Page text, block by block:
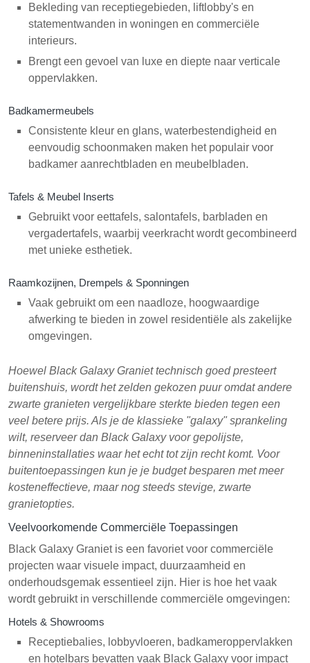
Bekleding van receptiegebieden, liftlobby's en
statementwanden in woningen en commerciële
interieurs.
Brengt een gevoel van luxe en diepte naar verticale
oppervlakken.
Badkamermeubels
Consistente kleur en glans, waterbestendigheid en
eenvoudig schoonmaken maken het populair voor
badkamer aanrechtbladen en meubelbladen.
Tafels & Meubel Inserts
Gebruikt voor eettafels, salontafels, barbladen en
vergadertafels, waarbij veerkracht wordt gecombineerd
met unieke esthetiek.
Raamkozijnen, Drempels & Sponningen
Vaak gebruikt om een naadloze, hoogwaardige
afwerking te bieden in zowel residentiële als zakelijke
omgevingen.
Hoewel Black Galaxy Graniet technisch goed presteert
buitenshuis, wordt het zelden gekozen puur omdat andere
zwarte granieten vergelijkbare sterkte bieden tegen een
veel betere prijs. Als je de klassieke "galaxy" sprankeling
wilt, reserveer dan Black Galaxy voor gepolijste,
binneninstallaties waar het echt tot zijn recht komt. Voor
buitentoepassingen kun je je budget besparen met meer
kosteneffectieve, maar nog steeds stevige, zwarte
granietopties.
Veelvoorkomende Commerciële Toepassingen
Black Galaxy Graniet is een favoriet voor commerciële
projecten waar visuele impact, duurzaamheid en
onderhoudsgemak essentieel zijn. Hier is hoe het vaak
wordt gebruikt in verschillende commerciële omgevingen:
Hotels & Showrooms
Receptiebalies, lobbyvloeren, badkameroppervlakken
en hotelbars bevatten vaak Black Galaxy voor impact